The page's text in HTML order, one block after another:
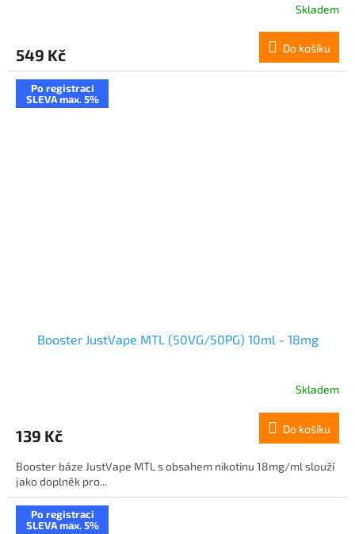
Skladem
549 Kč Do košíku
Po registraci
SLEVA max. 5%
Booster JustVape MTL (50VG/50PG) 10ml - 18mg
Skladem
139 Kč Do košíku
Booster báze JustVape MTL s obsahem nikotinu 18mg/ml slouží
jako doplněk pro...
Po registraci
SLEVA max. 5%